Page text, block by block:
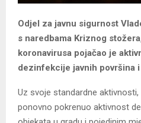
Odjel za javnu sigurnost
s naredbama Kriznog
koronavirusa pojačao je
dezinfekcije javnih površina i
Uz svoje standardne
ponovno pokrenuo aktivnost